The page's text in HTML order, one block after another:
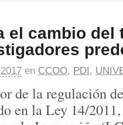
el cambio del
en CCOO, PDI,
de la regulación
en la Ley 14/